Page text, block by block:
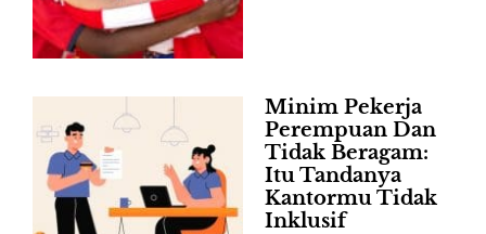
Minim Pekerja
Perempuan Dan
Tidak Beragam:
Itu Tandanya
Kantormu Tidak
Inklusif